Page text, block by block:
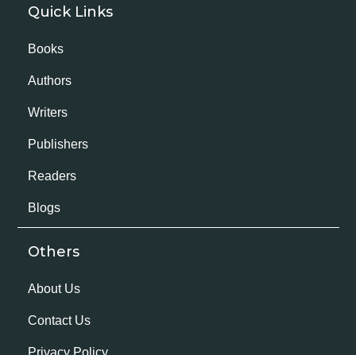
Quick Links
Books
Authors
Writers
Publishers
Readers
Blogs
Others
About Us
Contact Us
Privacy Policy